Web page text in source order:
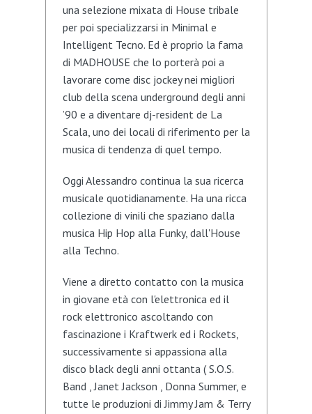
una selezione mixata di House tribale
per poi specializzarsi in Minimal e
Intelligent Tecno. Ed è proprio la fama
di MADHOUSE che lo porterà poi a
lavorare come disc jockey nei migliori
club della scena underground degli anni
’90 e a diventare dj-resident de La
Scala, uno dei locali di riferimento per la
musica di tendenza di quel tempo.
Oggi Alessandro continua la sua ricerca
musicale quotidianamente. Ha una ricca
collezione di vinili che spaziano dalla
musica Hip Hop alla Funky, dall'House
alla Techno.
Viene a diretto contatto con la musica
in giovane età con l'elettronica ed il
rock elettronico ascoltando con
fascinazione i Kraftwerk ed i Rockets,
successivamente si appassiona alla
disco black degli anni ottanta ( S.O.S.
Band , Janet Jackson , Donna Summer, e
tutte le produzioni di Jimmy Jam & Terry